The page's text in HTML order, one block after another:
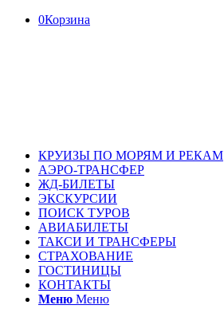
0Корзина
КРУИЗЫ ПО МОРЯМ И РЕКАМ
АЭРО-ТРАНСФЕР
ЖД-БИЛЕТЫ
ЭКСКУРСИИ
ПОИСК ТУРОВ
АВИАБИЛЕТЫ
ТАКСИ И ТРАНСФЕРЫ
СТРАХОВАНИЕ
ГОСТИНИЦЫ
КОНТАКТЫ
Меню Меню